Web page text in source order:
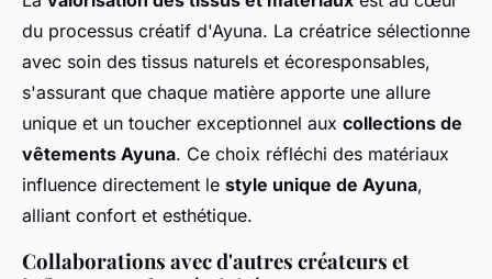
du processus créatif d'Ayuna. La créatrice sélectionne
avec soin des tissus naturels et écoresponsables,
s'assurant que chaque matière apporte une allure
unique et un toucher exceptionnel aux collections de
vêtements Ayuna. Ce choix réfléchi des matériaux
influence directement le style unique de Ayuna,
alliant confort et esthétique.
Collaborations avec d'autres créateurs et